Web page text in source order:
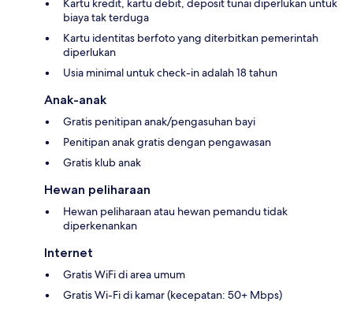
Kartu kredit, kartu debit, deposit tunai diperlukan untuk
biaya tak terduga
Kartu identitas berfoto yang diterbitkan pemerintah
diperlukan
Usia minimal untuk check-in adalah 18 tahun
Anak-anak
Gratis penitipan anak/pengasuhan bayi
Penitipan anak gratis dengan pengawasan
Gratis klub anak
Hewan peliharaan
Hewan peliharaan atau hewan pemandu tidak
diperkenankan
Internet
Gratis WiFi di area umum
Gratis Wi-Fi di kamar (kecepatan: 50+ Mbps)